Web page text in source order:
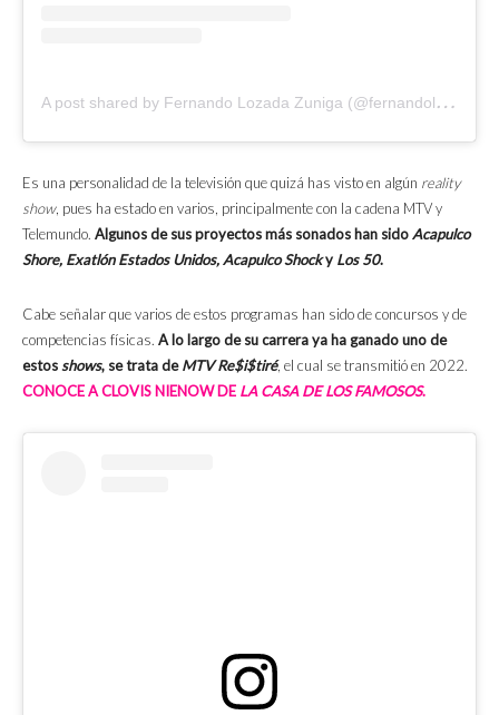
A
post shared by Fernando Lozada Zuniga (@fernandolozu)
Es una personalidad de la televisión que quizá has visto en algún reality
show, pues ha estado en varios, principalmente con la cadena MTV y
Telemundo. Algunos de sus proyectos más sonados han sidoAcapulco
Shore, Exatlón Estados Unidos, Acapulco Shocky Los 50.
Cabe señalar que varios de estos programas han sido de concursos y de
competencias físicas. A lo largo de su carrera ya ha ganado uno de
estosshows, se trata deMTV Re$i$tiré, el cual se transmitió en 2022.
CONOCE A CLOVIS NIENOW DE LA CASA DE LOS FAMOSOS.